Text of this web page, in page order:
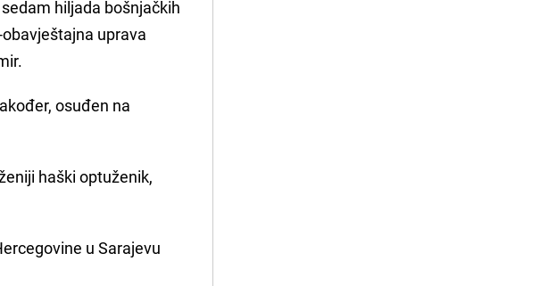
hiljada bošnjačkih
uprava
osuđen na
haški optuženik,
u Sarajevu